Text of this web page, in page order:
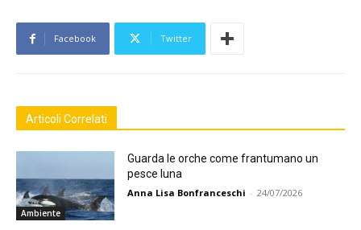
Facebook Twitter
Articoli Correlati
Ambiente
Guarda le orche come frantumano un
pesce luna
Anna Lisa Bonfranceschi - 24/07/2026